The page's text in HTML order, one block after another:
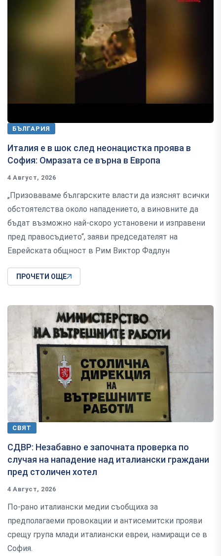
БЪЛГАРИЯ
Италия е в шок след неонацистка проява в
София: Омразата се върна в Европа
4 Август, 2026
„Призоваваме българските власти да изяснят всички
обстоятелства около нападението, а виновните да
бъдат възможно най-скоро установени и изправени
пред правосъдието“, заяви председателят на
Еврейската общност в Рим Виктор Фадлун
ПРОЧЕТИ ОЩЕ
СВЯТ
СДВР: Незабавно е започната проверка по
случая на нападение над италиански граждани
пред столичен хотел
4 Август, 2026
По-рано италиански медии съобщиха за
предполагаеми провокации и антисемитски прояви
срещу група млади италиански евреи, намиращи се в
София.